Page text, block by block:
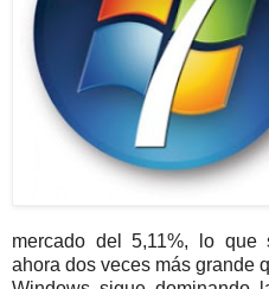
mercado del 5,11%, lo
ahora dos veces más grande